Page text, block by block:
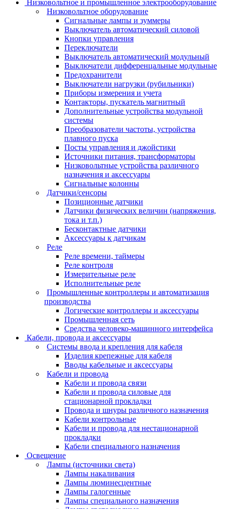
Низковольтное и промышленное электрооборудование
Низковольтное оборудование
Сигнальные лампы и зуммеры
Выключатель автоматический силовой
Кнопки управления
Переключатели
Выключатель автоматический модульный
Выключатели дифференцальные модульные
Предохранители
Выключатели нагрузки (рубильники)
Приборы измерения и учета
Контакторы, пускатель магнитный
Дополнительные устройства модульной
системы
Преобразователи частоты, устройства
плавного пуска
Посты управления и джойстики
Источники питания, трансформаторы
Низковольтные устройства различного
назначения и аксессуары
Сигнальные колонны
Датчики/сенсоры
Позиционные датчики
Датчики физических величин (напряжения,
тока и т.п.)
Бесконтактные датчики
Аксессуары к датчикам
Реле
Реле времени, таймеры
Реле контроля
Измерительные реле
Исполнительные реле
Промышленные контроллеры и автоматизация
производства
Логические контроллеры и аксессуары
Промышленная сеть
Средства человеко-машинного интерфейса
Кабели, провода и аксессуары
Системы ввода и крепления для кабеля
Изделия крепежные для кабеля
Вводы кабельные и аксессуары
Кабели и провода
Кабели и провода связи
Кабели и провода силовые для
стационарной прокладки
Провода и шнуры различного назначения
Кабели контрольные
Кабели и провода для нестационарной
прокладки
Кабели специального назначения
Освещение
Лампы (источники света)
Лампы накаливания
Лампы люминесцентные
Лампы галогенные
Лампы специального назначения